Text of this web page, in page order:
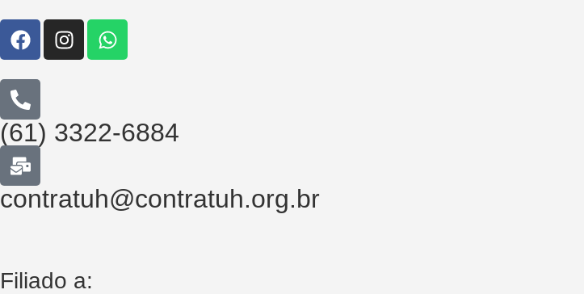
(61) 3322-6884
contratuh@contratuh.org.br
Filiado a: